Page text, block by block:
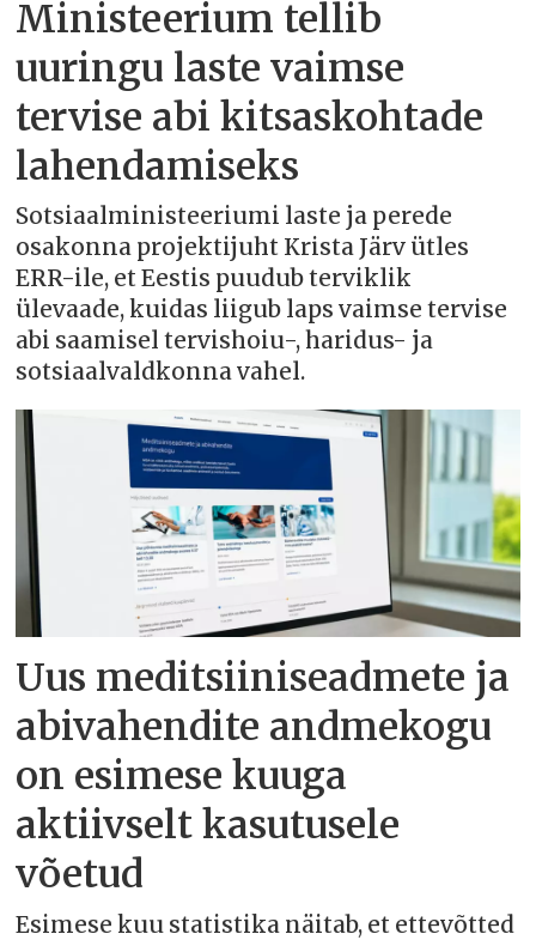
Ministeerium tellib
uuringu laste vaimse
tervise abi kitsaskohtade
lahendamiseks
Sotsiaalministeeriumi laste ja perede
osakonna projektijuht Krista Järv ütles
ERR-ile, et Eestis puudub terviklik
ülevaade, kuidas liigub laps vaimse tervise
abi saamisel tervishoiu-, haridus- ja
sotsiaalvaldkonna vahel.
Uus meditsiiniseadmete ja
abivahendite andmekogu
on esimese kuuga
aktiivselt kasutusele
võetud
Esimese kuu statistika näitab, et ettevõtted